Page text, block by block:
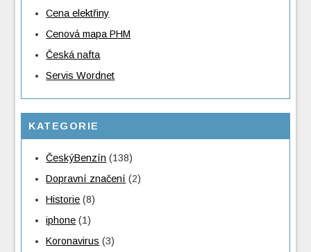
Cena elektřiny
Cenová mapa PHM
Česká nafta
Servis Wordnet
KATEGORIE
ČeskýBenzín (138)
Dopravní značení (2)
Historie (8)
iphone (1)
Koronavirus (3)